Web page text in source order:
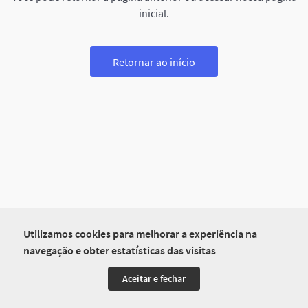
Utilizamos cookies para melhorar a experiência na
navegação e obter estatísticas das visitas
Aceitar e fechar
inicial.
Retornar ao início